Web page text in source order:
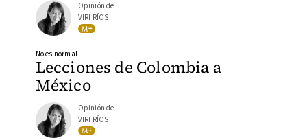
Opinión de
VIRI RÍOS
Lecciones de Colombia a
México
No es normal
Opinión de
VIRI RÍOS